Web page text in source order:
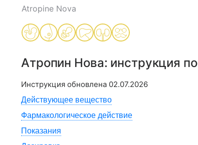
Atropine Nova
Атропин Нова: инструкция
Инструкция обновлена 02.07.2026
Действующее вещество
Фармакологическое действие
Показания